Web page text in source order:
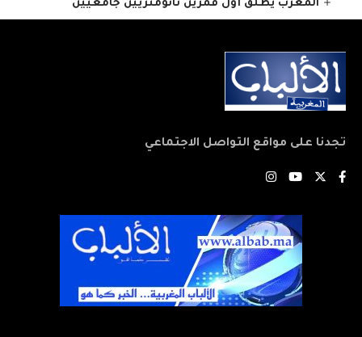
المغرب يطلق أول قمرين نانومتريين جامعيين
تجدنا على مواقع التواصل الاجتماعي